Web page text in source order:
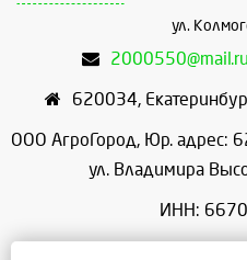
ул.
620034,
ООО АгроГород, Юр. адрес:
ул. Владимира
ИНН: